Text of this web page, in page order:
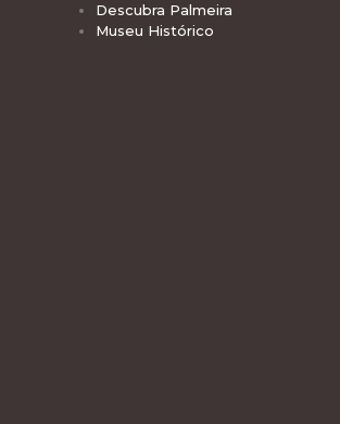
Descubra Palmeira
Museu Histórico